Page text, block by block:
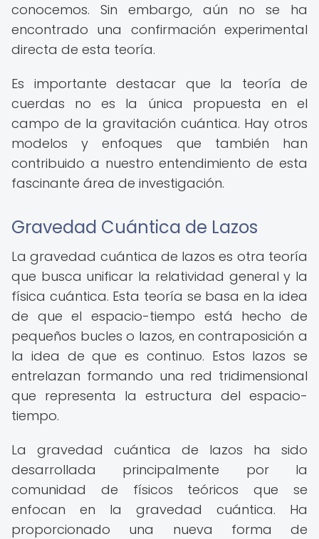
conocemos. Sin embargo, aún no se ha
encontrado una confirmación experimental
directa de esta teoría.
Es importante destacar que la teoría de
cuerdas no es la única propuesta en el
campo de la gravitación cuántica. Hay otros
modelos y enfoques que también han
contribuido a nuestro entendimiento de esta
fascinante área de investigación.
Gravedad Cuántica de Lazos
La gravedad cuántica de lazos es otra teoría
que busca unificar la relatividad general y la
física cuántica. Esta teoría se basa en la idea
de que el espacio-tiempo está hecho de
pequeños bucles o lazos, en contraposición a
la idea de que es continuo. Estos lazos se
entrelazan formando una red tridimensional
que representa la estructura del espacio-
tiempo.
La gravedad cuántica de lazos ha sido
desarrollada principalmente por la
comunidad de físicos teóricos que se
enfocan en la gravedad cuántica. Ha
proporcionado una nueva forma de